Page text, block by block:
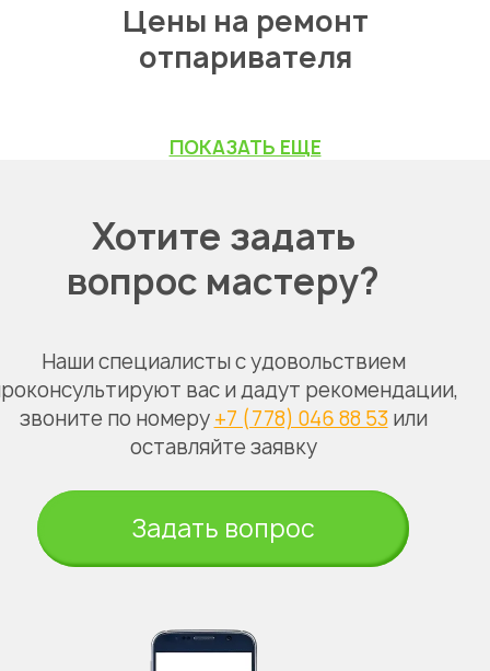
Цены на ремонт
отпаривателя
ПОКАЗАТЬ ЕЩЕ
Хотите задать
вопрос мастеру?
Наши специалисты с удовольствием
вас и дадут рекомендации,
звоните по номеру +7 (778) 046 88 53или
оставляйте заявку
Задать вопрос